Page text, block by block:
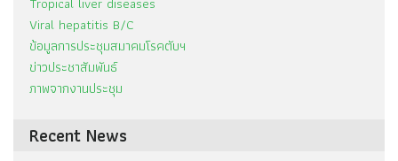
Viral hepatitis B/C
ข้อมูลการประชุมสมาคมโรคตับฯ
ข่าวประชาสัมพันธ์
ภาพจากงานประชุม
Recent News